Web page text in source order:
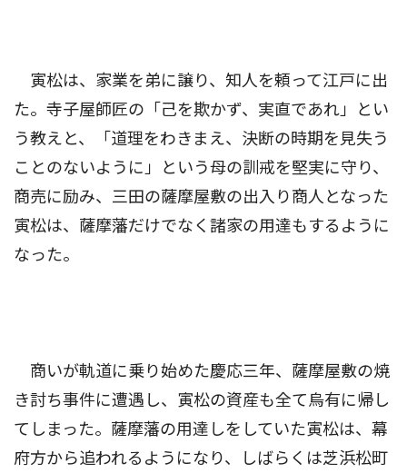
寅松は、家業を弟に譲り、知人を頼って江戸に出
た。寺子屋師匠の「己を欺かず、実直であれ」とい
う教えと、「道理をわきまえ、決断の時期を見失う
ことのないように」という母の訓戒を堅実に守り、
商売に励み、三田の薩摩屋敷の出入り商人となった
寅松は、薩摩藩だけでなく諸家の用達もするように
なった。
商いが軌道に乗り始めた慶応三年、薩摩屋敷の焼
き討ち事件に遭遇し、寅松の資産も全て烏有に帰し
てしまった。薩摩藩の用達しをしていた寅松は、幕
府方から追われるようになり、しばらくは芝浜松町